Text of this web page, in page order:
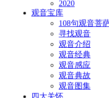
2020
观音宝库
108句观音菩
寻找观音
观音介绍
观音经典
观音感应
观音典故
观音图集
四大关怀